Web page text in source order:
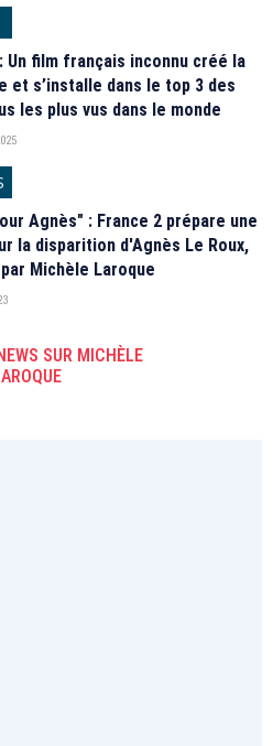
Un film français inconnu créé la
et s’installe dans le top 3 des
les plus vus dans le monde
Agnès" : France 2 prépare une
la disparition d'Agnès Le Roux,
Michèle Laroque
SUR MICHÈLE